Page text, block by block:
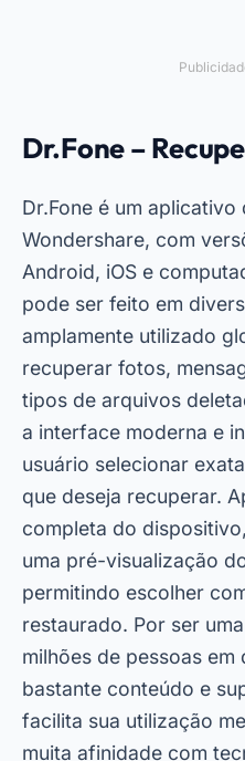
Dr.Fone –
Dr.Fone é um
Wondershare, com
Android, iOS e
pode ser feito em
amplamente utilizado
recuperar fotos,
tipos de arquivos
a interface moderna e
usuário selecionar
que deseja recuperar.
completa do
uma pré-visualização
permitindo escolher
restaurado. Por ser
milhões de pessoas em
bastante conteúdo e
facilita sua utilização
muita afinidade com